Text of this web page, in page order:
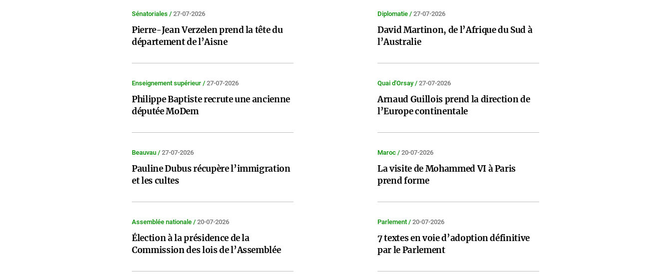
Sénatoriales / 27-07-2026
Pierre-Jean Verzelen prend la tête du
département de l’Aisne
Diplomatie / 27-07-2026
David Martinon, de l’Afrique du Sud à
l’Australie
Enseignement supérieur / 27-07-2026
Philippe Baptiste recrute une ancienne
députée MoDem
Quai d'Orsay / 27-07-2026
Arnaud Guillois prend la direction de
l’Europe continentale
Beauvau / 27-07-2026
Pauline Dubus récupère l’immigration
et les cultes
Maroc / 20-07-2026
La visite de Mohammed VI à Paris
prend forme
Assemblée nationale / 20-07-2026
Élection à la présidence de la
Commission des lois de l’Assemblée
Parlement / 20-07-2026
7 textes en voie d’adoption définitive
par le Parlement